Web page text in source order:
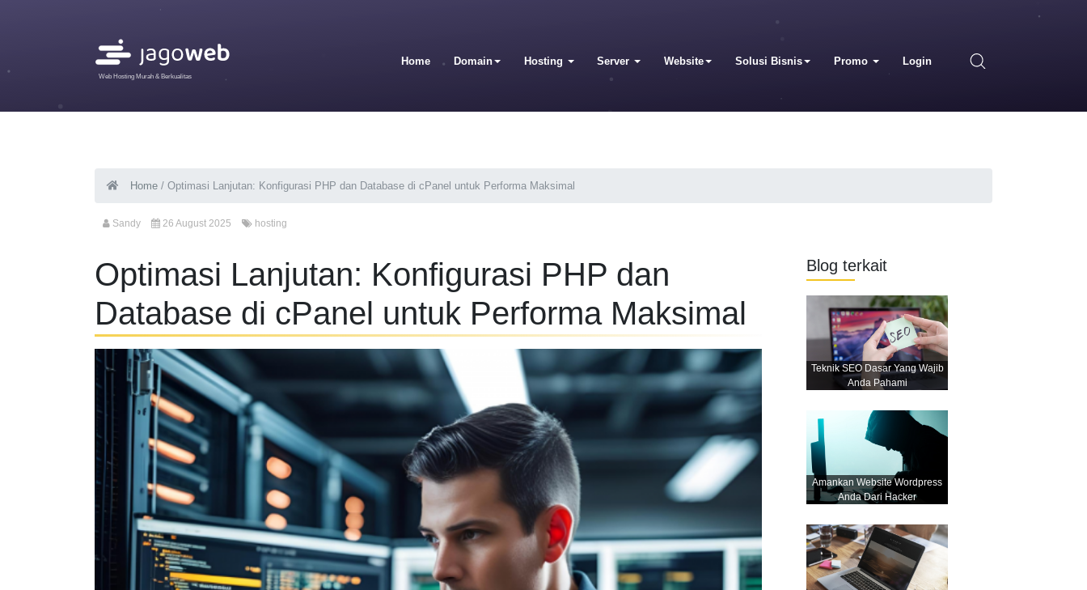
Web Hosting Murah & Berkualitas
Home Domain Hosting Server Website Solusi Bisnis Promo Login
Home / Optimasi Lanjutan: Konfigurasi PHP dan Database di cPanel untuk Performa Maksimal
Sandy 26 August 2025 hosting
Optimasi Lanjutan: Konfigurasi PHP dan
Database di cPanel untuk Performa Maksimal
Blog terkait
Teknik SEO Dasar Yang Wajib
Anda Pahami
Amankan Website Wordpress
Anda Dari Hacker